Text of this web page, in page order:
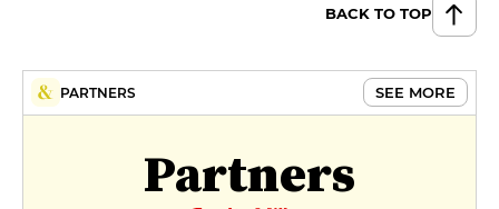
BACK TO TOP
PARTNERS SEE MORE
Partners